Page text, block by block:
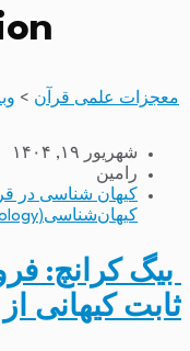
معجزات علمی قرآن >
شهریور ۱۹, ۱۴۰۴
رامین
کیهان شناسی در
کیهان‌شناسی(Cosmology)
بیگ کرانچ:
ثابت کیهانی